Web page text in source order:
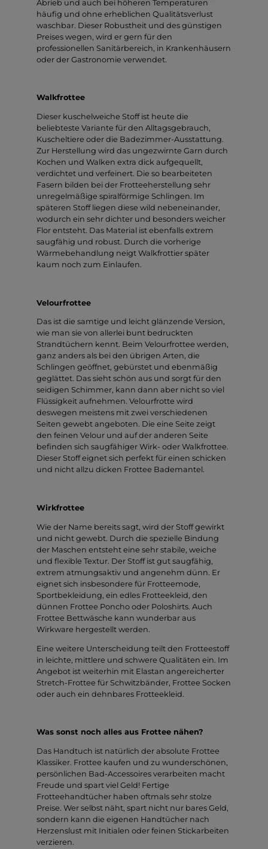
Abrieb und auch bei höheren Temperaturen
häufig und ohne erheblichen Qualitätsverlust
waschbar. Dieser Robustheit und des günstigen
Preises wegen, wird er gern für den
professionellen Sanitärbereich, in Krankenhäusern
oder der Gastronomie verwendet.
Walkfrottee
Dieser kuschelweiche Stoff ist heute die
beliebteste Variante für den Alltagsgebrauch,
Kuscheltiere oder die Badezimmer-Ausstattung.
Zur Herstellung wird das ungezwirnte Garn durch
Kochen und Walken extra dick aufgequellt,
verdichtet und verfeinert. Die so bearbeiteten
Fasern bilden bei der Frotteeherstellung sehr
unregelmäßige spiralförmige Schlingen. Im
späteren Stoff liegen diese wild nebeneinander,
wodurch ein sehr dichter und besonders weicher
Flor entsteht. Das Material ist ebenfalls extrem
saugfähig und robust. Durch die vorherige
Wärmebehandlung neigt Walkfrottier später
kaum noch zum Einlaufen.
Velourfrottee
Das ist die samtige und leicht glänzende Version,
wie man sie von allerlei bunt bedruckten
Strandtüchern kennt. Beim Velourfrottee werden,
ganz anders als bei den übrigen Arten, die
Schlingen geöffnet, gebürstet und ebenmäßig
geglättet. Das sieht schön aus und sorgt für den
seidigen Schimmer, kann dann aber nicht so viel
Flüssigkeit aufnehmen. Velourfrotte wird
deswegen meistens mit zwei verschiedenen
Seiten gewebt angeboten. Die eine Seite zeigt
den feinen Velour und auf der anderen Seite
befinden sich saugfähiger Wirk- oder Walkfrottee.
Dieser Stoff eignet sich perfekt für einen schicken
und nicht allzu dicken Frottee Bademantel.
Wirkfrottee
Wie der Name bereits sagt, wird der Stoff gewirkt
und nicht gewebt. Durch die spezielle Bindung
der Maschen entsteht eine sehr stabile, weiche
und flexible Textur. Der Stoff ist gut saugfähig,
extrem atmungsaktiv und angenehm dünn. Er
eignet sich insbesondere für Frotteemode,
Sportbekleidung, ein edles Frotteekleid, den
dünnen Frottee Poncho oder Poloshirts. Auch
Frottee Bettwäsche kann wunderbar aus
Wirkware hergestellt werden.
Eine weitere Unterscheidung teilt den Frotteestoff
in leichte, mittlere und schwere Qualitäten ein. Im
Angebot ist weiterhin mit Elastan angereicherter
Stretch-Frottee für Schwitzbänder, Frottee Socken
oder auch ein dehnbares Frotteekleid.
Was sonst noch alles aus Frottee nähen?
Das Handtuch ist natürlich der absolute Frottee
Klassiker. Frottee kaufen und zu wunderschönen,
persönlichen Bad-Accessoires verarbeiten macht
Freude und spart viel Geld! Fertige
Frotteehandtücher haben oftmals sehr stolze
Preise. Wer selbst näht, spart nicht nur bares Geld,
sondern kann die eigenen Handtücher nach
Herzenslust mit Initialen oder feinen Stickarbeiten
verzieren.